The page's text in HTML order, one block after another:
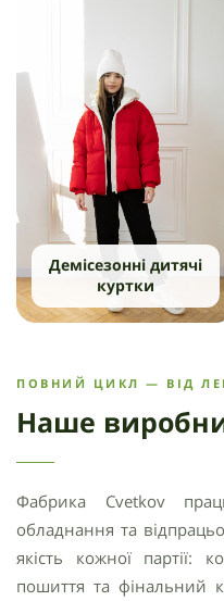
Демісезонні дитячі
куртки
ПОВНИЙ ЦИКЛ — ВІД
Наше
Фабрика Cvetkov
обладнання та
якість кожної партії:
пошиття та фінальний